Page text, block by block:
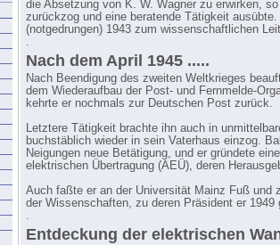
die Absetzung von K. W. Wagner zu erwirken,
zurückzog und eine beratende Tätigkeit
(notgedrungen) 1943 zum wissenschaftlichen
.
Nach dem April 1945 .....
Nach Beendigung des zweiten Weltkrieges
dem Wiederaufbau der Post- und Fernmelde-
kehrte er nochmals zur Deutschen Post zurück.
Letztere Tätigkeit brachte ihn auch in
buchstäblich wieder in sein Vaterhaus einzog.
Neigungen neue Betätigung, und er gründete
elektrischen Übertragung (AEÜ), deren
Auch faßte er an der Universität Mainz Fuß und
der Wissenschaften, zu deren Präsident er 1949
.
Entdeckung der elektrischen